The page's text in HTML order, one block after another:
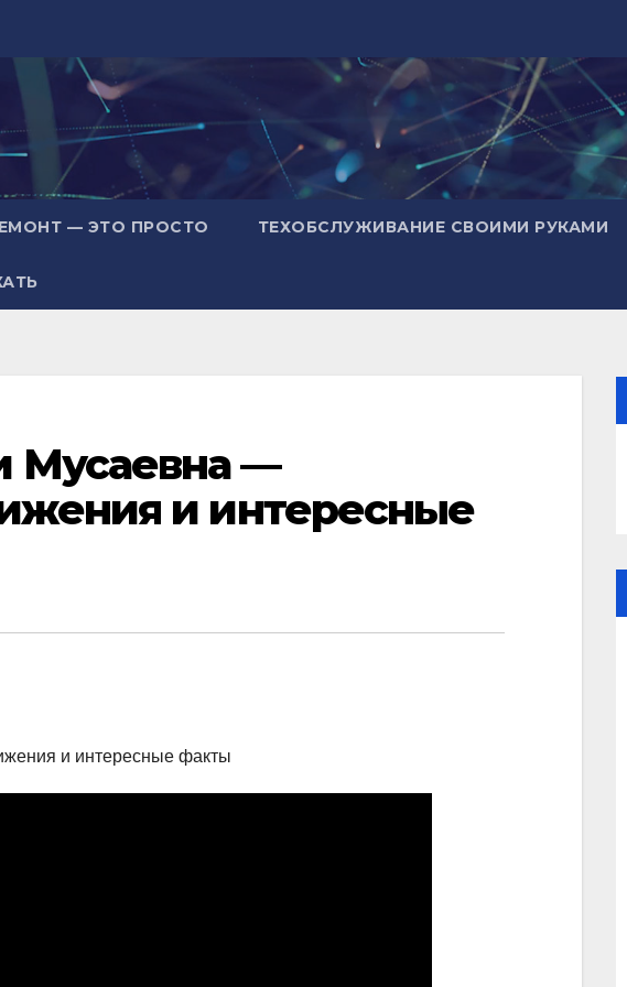
— ЭТО ПРОСТО ТЕХОБСЛУЖИВАНИЕ СВОИМИ РУКАМИ
Мусаевна —
и интересные